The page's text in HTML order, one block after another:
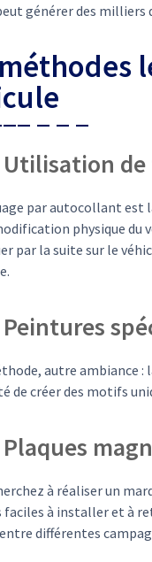
générer des
Utilisation
par autocollant est
physique du
par la suite sur le
Peintures
autre ambiance :
de créer des motifs
Plaques
à réaliser un
à installer et à
différentes